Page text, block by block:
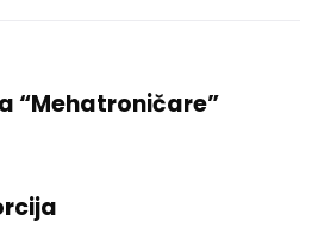
“Mehatroničare”